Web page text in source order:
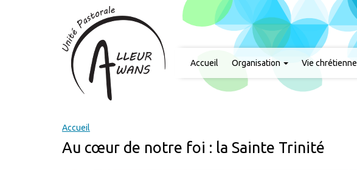
Accueil Organisation Vie chrétienne
Accueil
Au cœur de notre foi : la Sainte Trinité